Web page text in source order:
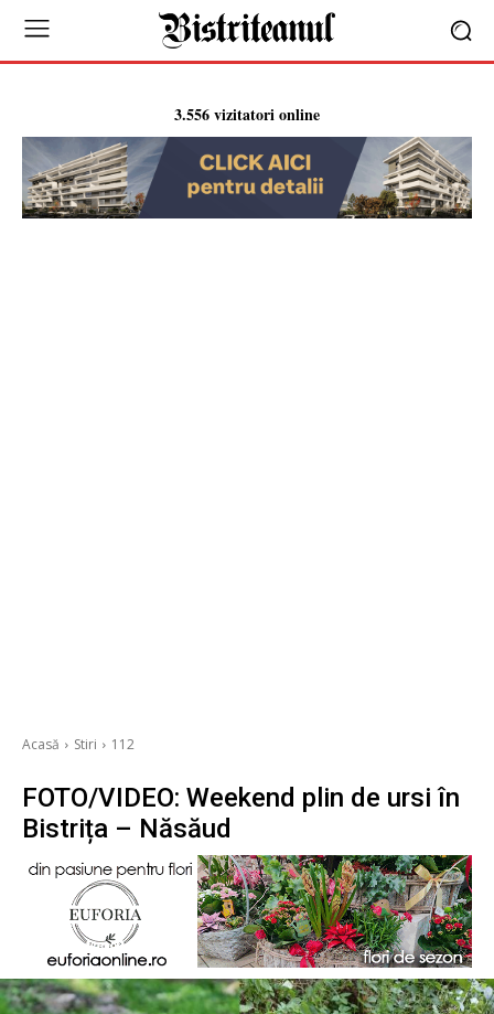
3.556 vizitatori online
Acasă Stiri 112
FOTO/VIDEO: Weekend plin de ursi în
Bistrița – Năsăud